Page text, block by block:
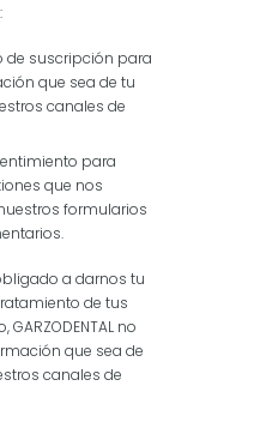
de suscripción para
que sea de tu
canales de
para
que nos
formularios
a darnos tu
de tus
no
que sea de
canales de